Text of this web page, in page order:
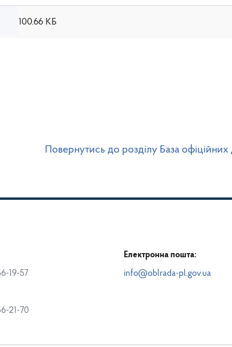
100.66 КБ
Повернутись до розділу База офіційних
19-57
21-70
Електронна пошта:
info@oblrada-pl.gov.ua